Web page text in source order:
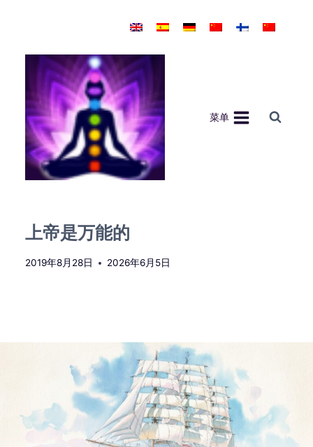
菜单
上帝是万能的
2019年8月28日 2026年6月5日